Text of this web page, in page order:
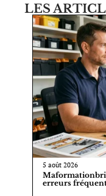
LES
5 août 2026
erreurs